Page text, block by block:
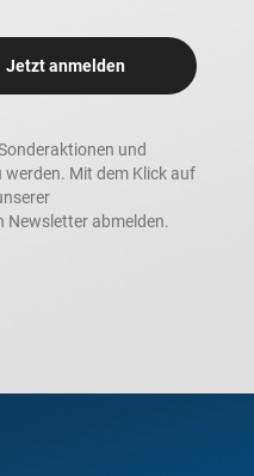
Jetzt anmelden
und
werden. Mit dem Klick auf
Newsletter abmelden.